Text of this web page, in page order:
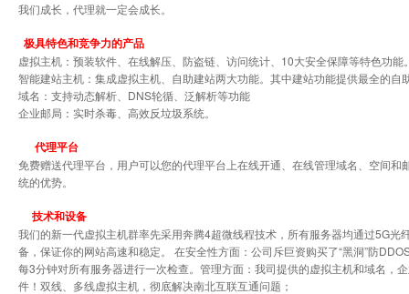
我们成长，代理就一定会成长。
极具特色和竞争力的产品
虚拟主机：预装软件、在线解压、防盗链、访问统计、10大安全保障等特色功能
智能建站主机：集成虚拟主机、自助建站两大功能。其中建站功能提供最全的
域名：支持动态解析、DNS轮循、泛解析等功能
企业邮局：实时杀毒、高效反垃圾系统。
代理平台
免费赠送代理平台，用户可以您的代理平台上在线开通、在线管理域名、空间
统的优势。
技术和设备
我们的新一代虚拟主机群率先采用奔腾4超微线程技术，所有服务器均通过5G
备，保证你的网站高速和稳定。 在安全性方面：公司斥巨资购买了“黑洞”防
每3分钟对所有服务器进行一次检查。管理方面：我司提供的虚拟主机和域名，
件！双线、多线虚拟主机，彻底解决南北互联互通问题；